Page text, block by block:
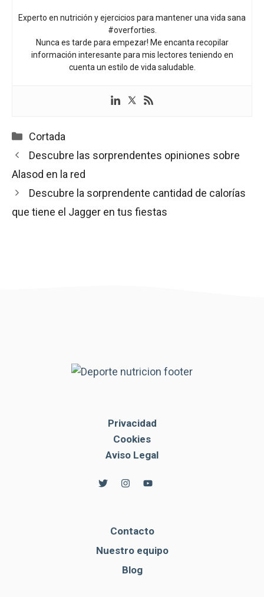
Experto en nutrición y ejercicios para mantener una vida sana
#overforties.
Nunca es tarde para empezar! Me encanta recopilar
información interesante para mis lectores teniendo en
cuenta un estilo de vida saludable.
Categorías
Cortada
Descubre las sorprendentes opiniones sobre
Alasod en la red
Descubre la sorprendente cantidad de calorías
que tiene el Jagger en tus fiestas
Privacidad
Cookies
Aviso Legal
Contacto
Nuestro equipo
Blog